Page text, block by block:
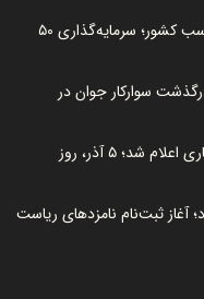
یزد در مسیر تبدیل‌شدن به قطب گردشگری اسب کشور؛ سرمایه‌گذاری ۵۰
سوارکار جوان در
زمان رونمایی از رئیس جدید فدراسیون سوارکاری اعلام شد؛ ۵ آذر، روز
آغاز ثبت‌نام نامزدهای ریاست